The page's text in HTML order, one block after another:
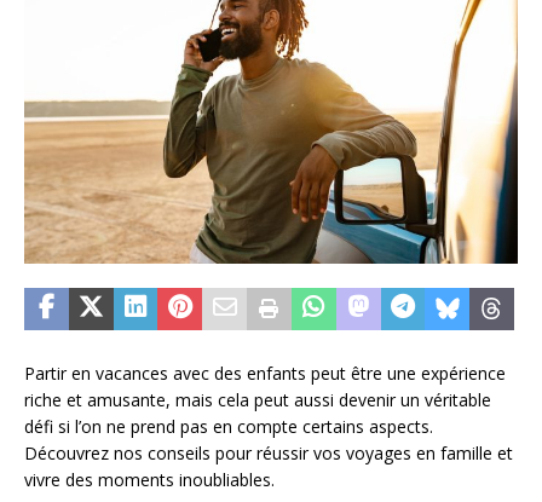
Partir en vacances avec des enfants peut être une expérience
riche et amusante, mais cela peut aussi devenir un véritable
défi si l’on ne prend pas en compte certains aspects.
Découvrez nos conseils pour réussir vos voyages en famille et
vivre des moments inoubliables.